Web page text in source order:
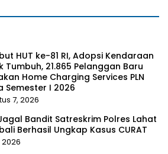
HUT ke-81 RI, Adopsi Kendaraan
Tumbuh, 21.865 Pelanggan Baru
Home Charging Services PLN
Semester I 2026
7, 2026
Bandit Satreskrim Polres Lahat
Berhasil Ungkap Kasus CURAT
2026